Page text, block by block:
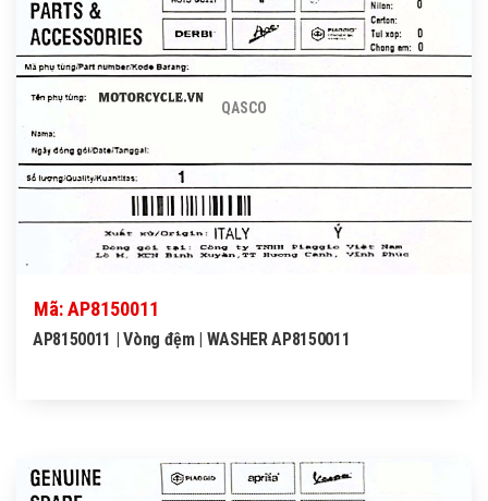
QASCO
Mã: AP8150011
AP8150011 | Vòng đệm | WASHER AP8150011